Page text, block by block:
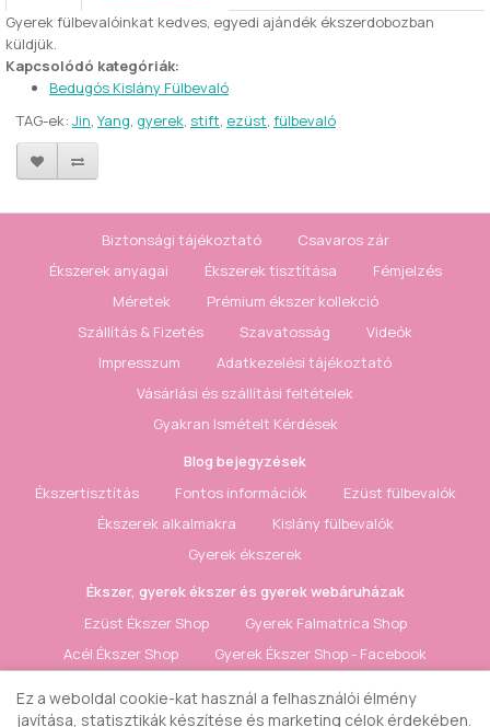
Gyerek fülbevalóinkat kedves, egyedi ajándék ékszerdobozban
küldjük.
Kapcsolódó kategóriák:
Bedugós Kislány Fülbevaló
TAG-ek: Jin, Yang, gyerek, stift, ezüst, fülbevaló
Biztonsági tájékoztató
Csavaros zár
Ékszerek anyagai
Ékszerek tisztítása
Fémjelzés
Méretek
Prémium ékszer kollekció
Szállítás & Fizetés
Szavatosság
Videók
Impresszum
Adatkezelési tájékoztató
Vásárlási és szállítási feltételek
Gyakran Ismételt Kérdések
Blog bejegyzések
Ékszertisztítás
Fontos információk
Ezüst fülbevalók
Ékszerek alkalmakra
Kislány fülbevalók
Gyerek ékszerek
Ékszer, gyerek ékszer és gyerek webáruházak
Ezüst Ékszer Shop
Gyerek Falmatrica Shop
Acél Ékszer Shop
Gyerek Ékszer Shop - Facebook
Gyerekszoba Falmatrica - Facebook
Ez a weboldal cookie-kat használ a felhasználói élmény
javítása, statisztikák készítése és marketing célok érdekében.